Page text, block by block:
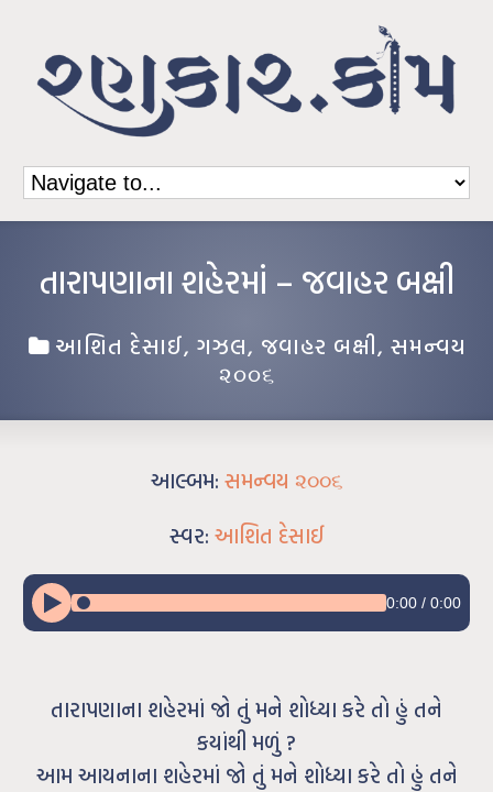
તારાપણાના શહેરમાં – જવાહર બક્ષી
આશિત દેસાઈ, ગઝલ, જવાહર બક્ષી, સમન્વય
૨૦૦૬
આલ્બમ: સમન્વય ૨૦૦૬
સ્વર: આશિત દેસાઈ
0:00/ 0:00
તારાપણાના શહેરમાં જો તું મને શોધ્યા કરે તો હું તને
કયાંથી મળું ?
આમ આયનાના શહેરમાં જો તું મને શોધ્યા કરે તો હું તને